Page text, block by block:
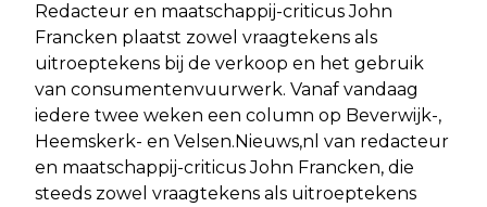
Redacteur en maatschappij-criticus John
Francken plaatst zowel vraagtekens als
uitroeptekens bij de verkoop en het gebruik
van consumentenvuurwerk. Vanaf vandaag
iedere twee weken een column op Beverwijk-,
Heemskerk- en Velsen.Nieuws,nl van redacteur
en maatschappij-criticus John Francken, die
steeds zowel vraagtekens als uitroeptekens